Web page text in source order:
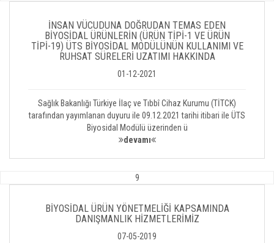
İNSAN VÜCUDUNA DOĞRUDAN TEMAS EDEN
BİYOSİDAL ÜRÜNLERİN (ÜRÜN TİPİ-1 VE ÜRÜN
TİPİ-19) ÜTS BİYOSİDAL MODÜLÜNÜN KULLANIMI VE
RUHSAT SÜRELERİ UZATIMI HAKKINDA
01-12-2021
Sağlık Bakanlığı Türkiye İlaç ve Tıbbî Cihaz Kurumu (TİTCK)
tarafından yayımlanan duyuru ile 09.12.2021 tarihi itibari ile ÜTS
Biyosidal Modülü üzerinden ü
devamı
9
BİYOSİDAL ÜRÜN YÖNETMELİĞİ KAPSAMINDA
DANIŞMANLIK HİZMETLERİMİZ
07-05-2019